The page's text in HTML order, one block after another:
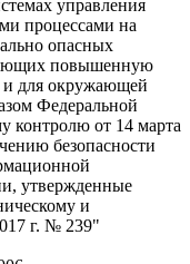
управления
процессами на
опасных
повышенную
и для окружающей
Федеральной
контролю от 14 марта
безопасности
утвержденные
и
г. № 239"